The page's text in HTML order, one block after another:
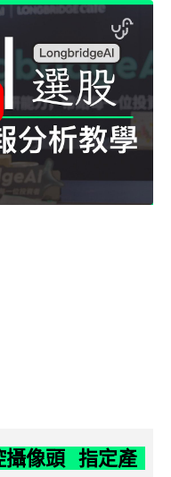
攝像頭 指定產